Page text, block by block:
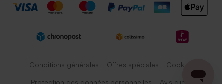
Conditions générales Offres spéciales Cookies
Protection des données personnelles Avis client